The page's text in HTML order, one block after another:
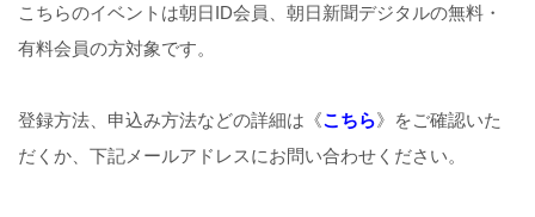
こちらのイベントは朝日ID会員、朝日新聞デジタルの無料・
有料会員の方対象です。
登録方法、申込み方法などの詳細は《こちら》をご確認いた
だくか、下記メールアドレスにお問い合わせください。